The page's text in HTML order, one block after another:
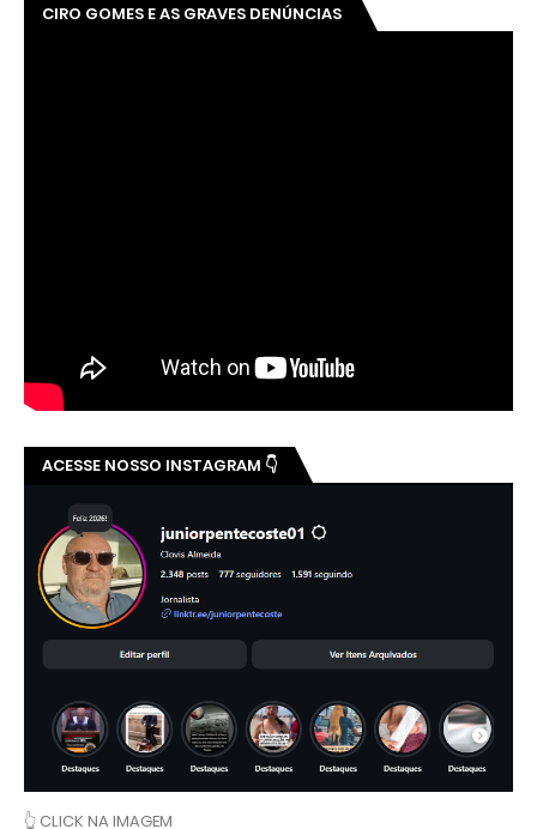
CIRO GOMES E AS GRAVES DENÚNCIAS
ACESSE NOSSO INSTAGRAM 👇
👆 CLICK NA IMAGEM